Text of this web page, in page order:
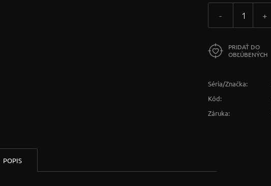
- +
PRIDAŤ DO
OBĽÚBENÝCH
Séria/Značka:
Kód:
Záruka:
POPIS